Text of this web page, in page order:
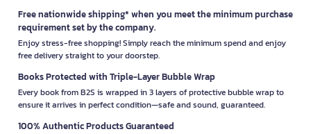
Free nationwide shipping* when you meet the minimum purchase
requirement set by the company.
Enjoy stress-free shopping! Simply reach the minimum spend and enjoy
free delivery straight to your doorstep.
Books Protected with Triple-Layer Bubble Wrap
Every book from B2S is wrapped in 3 layers of protective bubble wrap to
ensure it arrives in perfect condition—safe and sound, guaranteed.
100% Authentic Products Guaranteed